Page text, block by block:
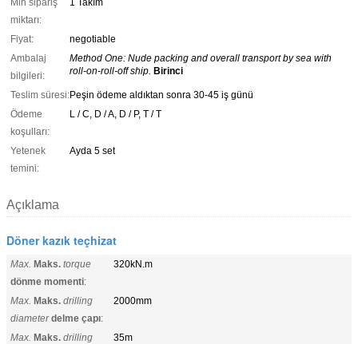
Min sipariş
miktarı:
1 Takım
Fiyat:
negotiable
Ambalaj
bilgileri:
Method One: Nude packing and overall transport by sea with
roll-on-roll-off ship. Birinci
Teslim süresi:Peşin ödeme aldıktan sonra 30-45 iş günü
Ödeme
koşulları:
L / C, D / A, D / P, T / T
Yetenek
temini:
Ayda 5 set
Açıklama
Döner kazık teçhizat
Max. Maks. torque
dönme momenti:
320kN.m
Max. Maks. drilling
diameter delme çapı:
2000mm
Max. Maks. drilling
35m